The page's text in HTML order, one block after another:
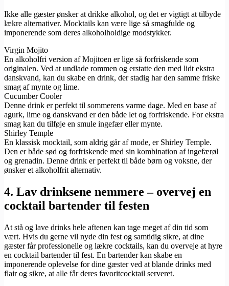
Ikke alle gæster ønsker at drikke alkohol, og det er vigtigt at tilbyde
lækre alternativer. Mocktails kan være lige så smagfulde og
imponerende som deres alkoholholdige modstykker.
Virgin Mojito
En alkoholfri version af Mojitoen er lige så forfriskende som
originalen. Ved at undlade rommen og erstatte den med lidt ekstra
danskvand, kan du skabe en drink, der stadig har den samme friske
smag af mynte og lime.
Cucumber Cooler
Denne drink er perfekt til sommerens varme dage. Med en base af
agurk, lime og danskvand er den både let og forfriskende. For ekstra
smag kan du tilføje en smule ingefær eller mynte.
Shirley Temple
En klassisk mocktail, som aldrig går af mode, er Shirley Temple.
Den er både sød og forfriskende med sin kombination af ingefærøl
og grenadin. Denne drink er perfekt til både børn og voksne, der
ønsker et alkoholfrit alternativ.
4. Lav drinksene nemmere – overvej en
cocktail bartender til festen
At stå og lave drinks hele aftenen kan tage meget af din tid som
vært. Hvis du gerne vil nyde din fest og samtidig sikre, at dine
gæster får professionelle og lækre cocktails, kan du overveje at hyre
en cocktail bartender til fest. En bartender kan skabe en
imponerende oplevelse for dine gæster ved at blande drinks med
flair og sikre, at alle får deres favoritcocktail serveret.